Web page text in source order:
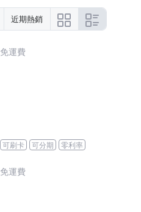
近期熱銷
免運費
可刷卡 可分期 零利率
免運費